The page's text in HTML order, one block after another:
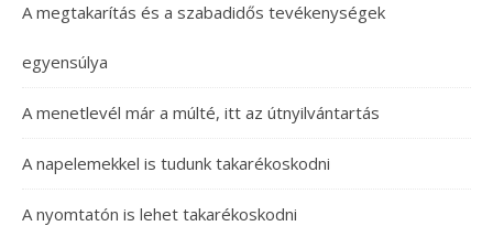
A megtakarítás és a szabadidős tevékenységek
egyensúlya
A menetlevél már a múlté, itt az útnyilvántartás
A napelemekkel is tudunk takarékoskodni
A nyomtatón is lehet takarékoskodni